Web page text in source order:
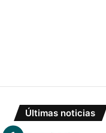
Últimas noticias